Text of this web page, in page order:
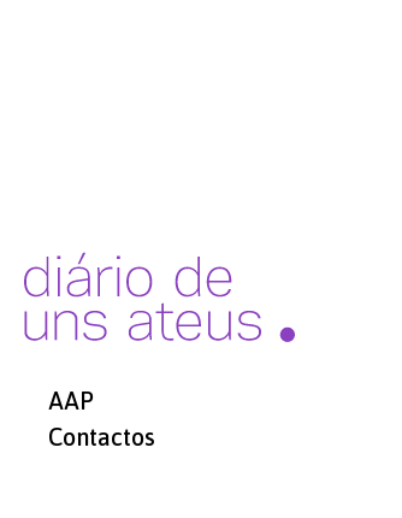
AAP
Contactos